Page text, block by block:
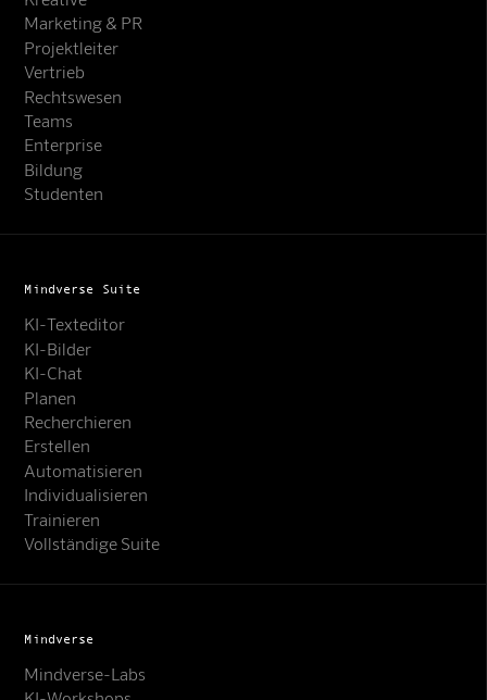
Marketing & PR
Projektleiter
Vertrieb
Rechtswesen
Teams
Enterprise
Bildung
Studenten
Mindverse Suite
KI-Texteditor
KI-Bilder
KI-Chat
Planen
Recherchieren
Erstellen
Automatisieren
Individualisieren
Trainieren
Vollständige Suite
Mindverse
Mindverse-Labs